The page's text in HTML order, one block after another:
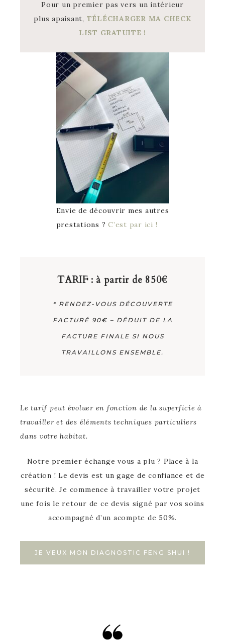
Pour un premier pas vers un intérieur
plus apaisant, TÉLÉCHARGER MA CHECK
LIST GRATUITE !
Envie de découvrir mes autres
prestations ? C’est par ici !
TARIF : à partir de 850€
* RENDEZ-VOUS DÉCOUVERTE
FACTURÉ 90€ – DÉDUIT DE LA
FACTURE FINALE SI NOUS
TRAVAILLONS ENSEMBLE.
Le tarif peut évoluer en fonction de la superficie à
travailler et des éléments techniques particuliers
dans votre habitat.
Notre premier échange vous a plu ? Place à la
création ! Le devis est un gage de confiance et de
sécurité. Je commence à travailler votre projet
une fois le retour de ce devis signé par vos soins
accompagné d’un acompte de 50%.
JE VEUX MON DIAGNOSTIC FENG SHUI !